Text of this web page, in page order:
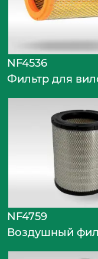
NF4536
Фильтр для
NF4759
Воздушный